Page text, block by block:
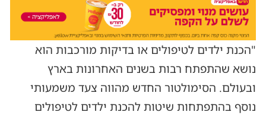
"הכנת ילדים לטיפולים או בדיקות מורכבות הוא
נושא שהתפתח רבות בשנים האחרונות בארץ
ובעולם. הסימולטור החדש מהווה צעד משמעותי
נוסף בהתפתחות שיטות להכנת ילדים לטיפולים